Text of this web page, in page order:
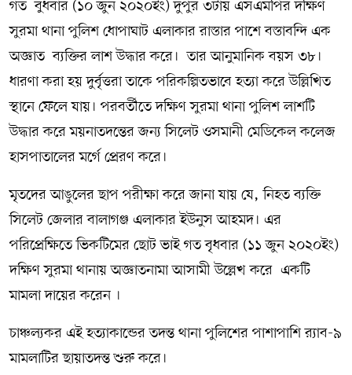
গত বুধবার (১০ জুন ২০২০ইং) দুপুর ৩টায় এসএমপির দক্ষিণ
সুরমা থানা পুলিশ ধোপাঘাট এলাকার রাস্তার পাশে বস্তাবন্দি এক
অজ্ঞাত ব্যক্তির লাশ উদ্ধার করে। তার আনুমানিক বয়স ৩৮।
ধারণা করা হয় দুর্বৃত্তরা তাকে পরিকল্পিতভাবে হত্যা করে উল্লিখিত
স্থানে ফেলে যায়। পরবর্তীতে দক্ষিণ সুরমা থানা পুলিশ লাশটি
উদ্ধার করে ময়নাতদন্তের জন্য সিলেট ওসমানী মেডিকেল কলেজ
হাসপাতালের মর্গে প্রেরণ করে।
মৃতদের আঙুলের ছাপ পরীক্ষা করে জানা যায় যে, নিহত ব্যক্তি
সিলেট জেলার বালাগঞ্জ এলাকার ইউনুস আহমদ। এর
পরিপ্রেক্ষিতে ভিকটিমের ছোট ভাই গত বৃধবার (১১ জুন ২০২০ইং)
দক্ষিণ সুরমা থানায় অজ্ঞাতনামা আসামী উল্লেখ করে একটি
মামলা দায়ের করেন ।
চাঞ্চল্যকর এই হত্যাকান্ডের তদন্ত থানা পুলিশের পাশাপাশি র‌্যাব-৯
মামলাটির ছায়াতদন্ত শুরু করে।